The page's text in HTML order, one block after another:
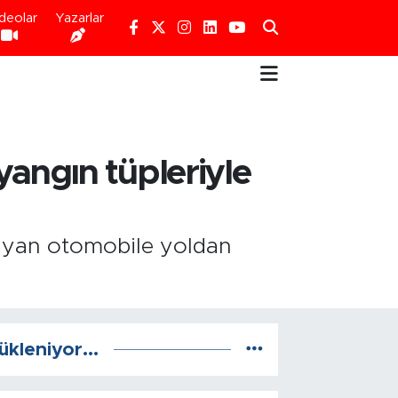
Yazarlar
tüpleriyle
otomobile yoldan